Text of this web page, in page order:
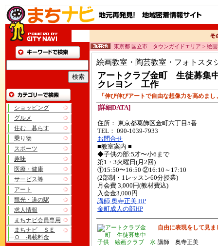
ショッピング
グルメ
住む 暮らす
乗り物
スポーツ
趣味
医療・健康
サービス等
アート
観光・道の駅
求人情報
まちナビ会員専用
まちナビ ＳＥ
Ｏ 掲載料金
東京都 国立市 タウンガイドエリア > 絵
絵画教室・陶芸教室・フォトスタ
アートクラブ金町 生徒募
クレヨン 工作
「伸び伸びアートで自由な想像力を高めま
[詳細DATA]
住所： 東京都葛飾区金町六丁目5番
TEL： 090-1039-7933
お問合せ
■教室案内 ■
◆子供の部:5才〜小6まで
第1・3火曜日(月2回)
①15:50〜16:50 ②16:10～17:10
(2部制・1レッスン60分授業)
月会費 3,000円(教材費込)
入会金3,000円
講師 奥寺正美 HP
金町成人の部HP
自由に表現をして見
講師 奥寺正美